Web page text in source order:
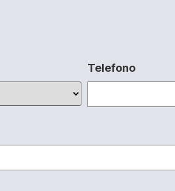
Telefono